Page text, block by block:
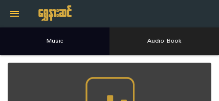
menu
Music Audio Book